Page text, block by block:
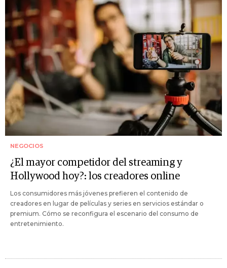
NEGOCIOS
¿El mayor competidor del streaming y
Hollywood hoy?: los creadores online
Los consumidores más jóvenes prefieren el contenido de
creadores en lugar de películas y series en servicios estándar o
premium. Cómo se reconfigura el escenario del consumo de
entretenimiento.